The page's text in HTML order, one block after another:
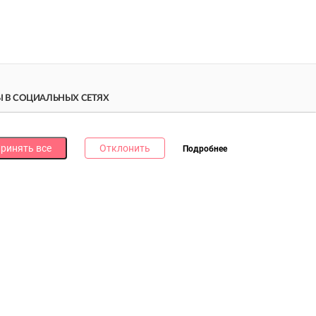
все Отклонить Подробнее
В СОЦИАЛЬНЫХ СЕТЯХ
за каждую!